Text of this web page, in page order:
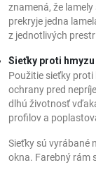
znamená, že
prekryje jedna
z jednotlivých
Sieťky proti hmyzu
Použitie sieťky
ochrany pred
dlhú životnosť
profilov a
Sieťky sú vyrábané
okna. Farebný rám